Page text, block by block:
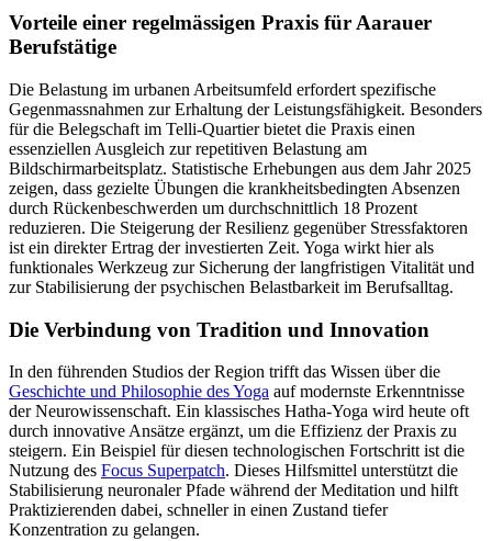
Vorteile einer regelmässigen Praxis für Aarauer
Berufstätige
Die Belastung im urbanen Arbeitsumfeld erfordert spezifische
Gegenmassnahmen zur Erhaltung der Leistungsfähigkeit. Besonders
für die Belegschaft im Telli-Quartier bietet die Praxis einen
essenziellen Ausgleich zur repetitiven Belastung am
Bildschirmarbeitsplatz. Statistische Erhebungen aus dem Jahr 2025
zeigen, dass gezielte Übungen die krankheitsbedingten Absenzen
durch Rückenbeschwerden um durchschnittlich 18 Prozent
reduzieren. Die Steigerung der Resilienz gegenüber Stressfaktoren
ist ein direkter Ertrag der investierten Zeit. Yoga wirkt hier als
funktionales Werkzeug zur Sicherung der langfristigen Vitalität und
zur Stabilisierung der psychischen Belastbarkeit im Berufsalltag.
Die Verbindung von Tradition und Innovation
In den führenden Studios der Region trifft das Wissen über die
Geschichte und Philosophie des Yoga auf modernste Erkenntnisse
der Neurowissenschaft. Ein klassisches Hatha-Yoga wird heute oft
durch innovative Ansätze ergänzt, um die Effizienz der Praxis zu
steigern. Ein Beispiel für diesen technologischen Fortschritt ist die
Nutzung des Focus Superpatch. Dieses Hilfsmittel unterstützt die
Stabilisierung neuronaler Pfade während der Meditation und hilft
Praktizierenden dabei, schneller in einen Zustand tiefer
Konzentration zu gelangen.